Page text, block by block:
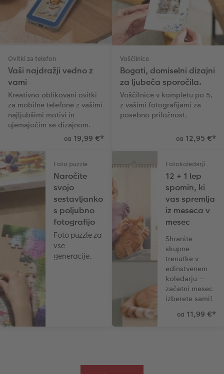
Ovitki za telefon
Vaši najdražji vedno z
vami
Kreativno oblikovani ovitki
za mobilne telefone z vašimi
najljubšimi motivi in ​​
ujemajočim se dizajnom.
od 19,99 €*
Voščilnice
Bogati, domiselni dizajni
za ljubeča sporočila.
Voščilnice v kompletu po 5,
z vašimi fotografijami za
posebno priložnost.
od 12,95 €*
Foto puzzle
Naročite
svojo
sestavljanko
s poljubno
fotografijo
Foto puzzle za
vse
generacije.
Fotokoledarji
12 + 1 lep
spomin, ki
vas spremlja
iz meseca v
mesec
Shranite
skupne
trenutke v
edinstvenem
koledarju —
začetni mesec
izberete sami!
od 11,99 €*